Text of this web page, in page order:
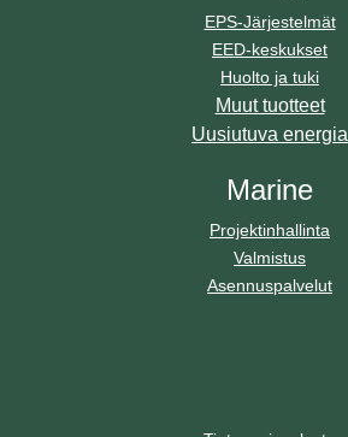
EPS-Järjestelmät
EED-keskukset
Huolto ja tuki
Muut tuotteet
Uusiutuva energia
Marine
Projektinhallinta
Valmistus
Asennuspalvelut